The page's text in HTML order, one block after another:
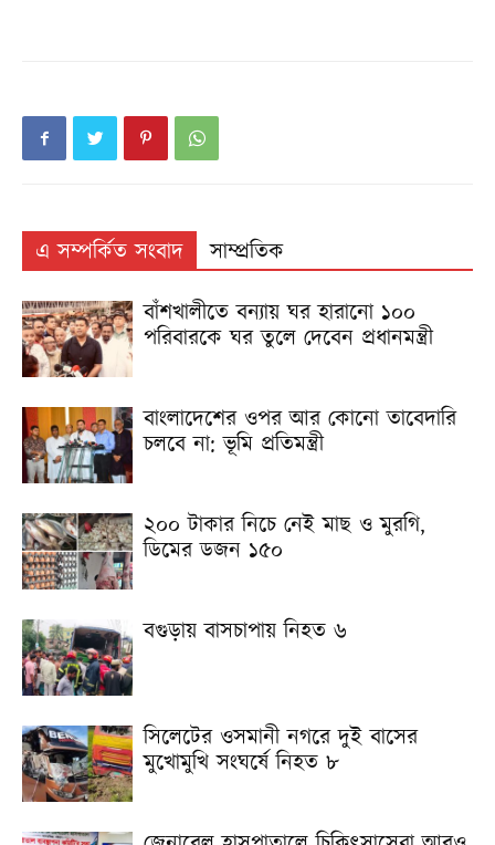
এ সম্পর্কিত সংবাদ
সাম্প্রতিক
বাঁশখালীতে বন্যায় ঘর হারানো ১০০
পরিবারকে ঘর তুলে দেবেন প্রধানমন্ত্রী
বাংলাদেশের ওপর আর কোনো তাবেদারি
চলবে না: ভূমি প্রতিমন্ত্রী
২০০ টাকার নিচে নেই মাছ ও মুরগি,
ডিমের ডজন ১৫০
বগুড়ায় বাসচাপায় নিহত ৬
সিলেটের ওসমানী নগরে দুই বাসের
মুখোমুখি সংঘর্ষে নিহত ৮